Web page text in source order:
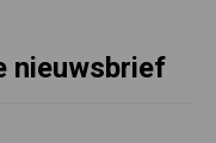
nieuwsbrief